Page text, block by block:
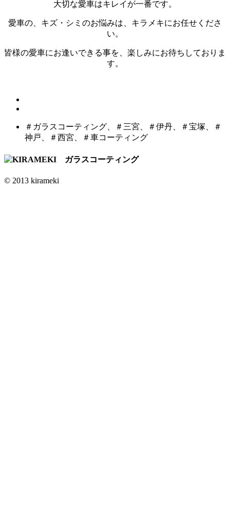
大切な愛車はキレイが一番です。
愛車の、キズ・シミのお悩みは、キラメキにお任せくださ
い。
皆様の愛車にお逢いできる事を、楽しみにお待ちしておりま
す。
＃ガラスコーティング、＃三宮、＃伊丹、＃宝塚、＃
神戸、＃西宮、＃車コーティング
© 2013 kirameki